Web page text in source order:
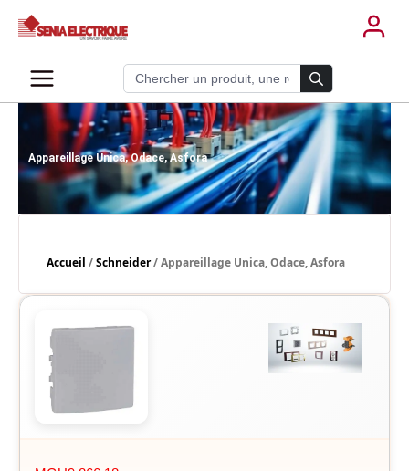
Aller
contenu
Recherche de produits
Appareillage Unica, Odace, Asfora
Accueil /Schneider/ Appareillage Unica, Odace, Asfora